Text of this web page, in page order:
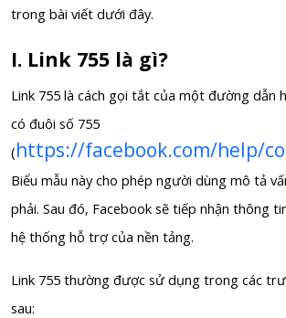
trong bài viết dưới đây.
I. Link 755 là gì?
Link 755 là cách gọi tắt của một đường dẫn
có đuôi số 755
(https://facebook.com/help/
Biểu mẫu này cho phép người dùng mô tả
phải. Sau đó, Facebook sẽ tiếp nhận thông
hệ thống hỗ trợ của nền tảng.
Link 755 thường được sử dụng trong các
sau: